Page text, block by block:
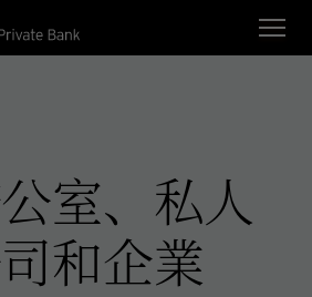
室、私人
和企業